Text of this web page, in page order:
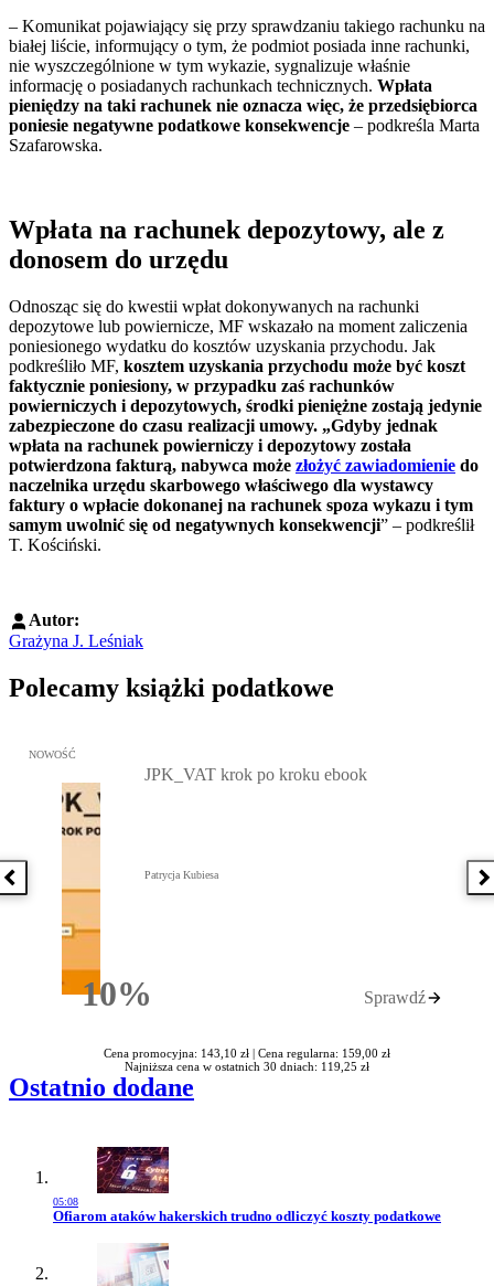
‒ Komunikat pojawiający się przy sprawdzaniu takiego rachunku na
białej liście, informujący o tym, że podmiot posiada inne rachunki,
nie wyszczególnione w tym wykazie, sygnalizuje właśnie
informację o posiadanych rachunkach technicznych. Wpłata
pieniędzy na taki rachunek nie oznacza więc, że przedsiębiorca
poniesie negatywne podatkowe konsekwencje ‒ podkreśla Marta
Szafarowska.
Wpłata na rachunek depozytowy, ale z
donosem do urzędu
Odnosząc się do kwestii wpłat dokonywanych na rachunki
depozytowe lub powiernicze, MF wskazało na moment zaliczenia
poniesionego wydatku do kosztów uzyskania przychodu. Jak
podkreśliło MF, kosztem uzyskania przychodu może być koszt
faktycznie poniesiony, w przypadku zaś rachunków
powierniczych i depozytowych, środki pieniężne zostają jedynie
zabezpieczone do czasu realizacji umowy. „Gdyby jednak
wpłata na rachunek powierniczy i depozytowy została
potwierdzona fakturą, nabywca może złożyć zawiadomienie do
naczelnika urzędu skarbowego właściwego dla wystawcy
faktury o wpłacie dokonanej na rachunek spoza wykazu i tym
samym uwolnić się od negatywnych konsekwencji” ‒ podkreślił
T. Kościński.
Autor:
Grażyna J. Leśniak
Polecamy książki podatkowe
Poprzednia książka
Przejdź do: JPK_VAT krok po kroku ebook, Patrycja Kubiesa -
NOWOŚĆ
10%Rabatu
JPK_VAT krok po kroku ebook
Patrycja Kubiesa
Sprawdź
Cena promocyjna: 143,10 zł | Cena regularna: 159,00 zł
Najniższa cena w ostatnich 30 dniach: 119,25 zł
Ostatnio dodane
05:08
Przejdź do artykułu:
Ofiarom ataków hakerskich trudno odliczyć koszty podatkowe